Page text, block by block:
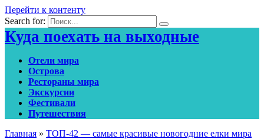
Перейти к контенту
Search for:
Куда поехать на выходные
Отели мира
Острова
Рестораны мира
Экскурсии
Фестивали
Путешествия
Главная » ТОП-42 — самые красивые новогодние елки мира